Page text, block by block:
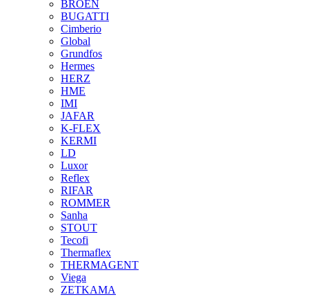
BROEN
BUGATTI
Cimberio
Global
Grundfos
Hermes
HERZ
HME
IMI
JAFAR
K-FLEX
KERMI
LD
Luxor
Reflex
RIFAR
ROMMER
Sanha
STOUT
Tecofi
Thermaflex
THERMAGENT
Viega
ZETKAMA